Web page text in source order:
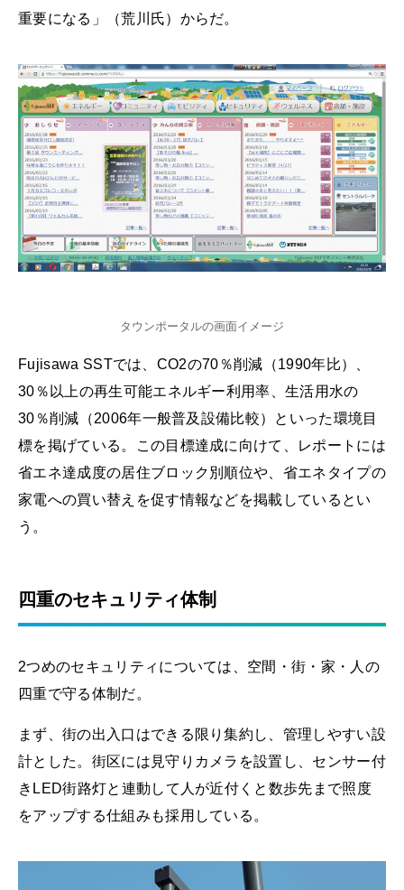
重要になる」（荒川氏）からだ。
タウンポータルの画面イメージ
Fujisawa SSTでは、CO2の70％削減（1990年比）、
30％以上の再生可能エネルギー利用率、生活用水の
30％削減（2006年一般普及設備比較）といった環境目
標を掲げている。この目標達成に向けて、レポートには
省エネ達成度の居住ブロック別順位や、省エネタイプの
家電への買い替えを促す情報などを掲載しているとい
う。
四重のセキュリティ体制
2つめのセキュリティについては、空間・街・家・人の
四重で守る体制だ。
まず、街の出入口はできる限り集約し、管理しやすい設
計とした。街区には見守りカメラを設置し、センサー付
きLED街路灯と連動して人が近付くと数歩先まで照度
をアップする仕組みも採用している。